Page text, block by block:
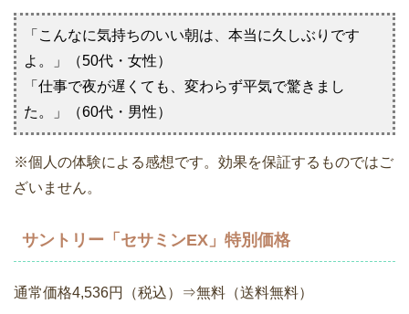
「こんなに気持ちのいい朝は、本当に久しぶりです
よ。」（50代・女性）
「仕事で夜が遅くても、変わらず平気で驚きまし
た。」（60代・男性）
※個人の体験による感想です。効果を保証するものではご
ざいません。
サントリー「セサミンEX」特別価格
通常価格4,536円（税込）⇒無料（送料無料）